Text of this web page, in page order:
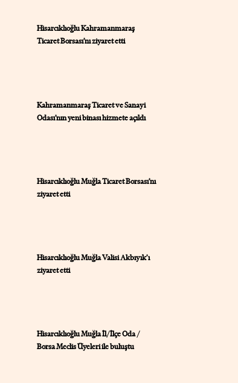
Hisarcıklıoğlu Kahramanmaraş
Ticaret Borsası’nı ziyaret etti
Kahramanmaraş Ticaret ve Sanayi
Odası’nın yeni binası hizmete açıldı
Hisarcıklıoğlu Muğla Ticaret Borsası’nı
ziyaret etti
Hisarcıklıoğlu Muğla Valisi Akbıyık’ı
ziyaret etti
Hisarcıklıoğlu Muğla İl/İlçe Oda /
Borsa Meclis Üyeleri ile buluştu